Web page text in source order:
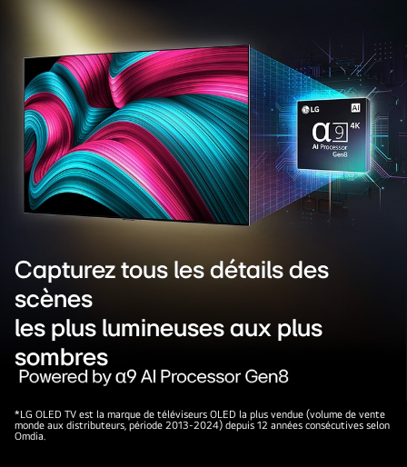
Sur
l’écran
Capturez tous les détails des
scènes
les plus lumineuses aux plus
sombres
*LG OLED TV est la marque de téléviseurs OLED la plus vendue (volume de vente
monde aux distributeurs, période 2013-2024) depuis 12 années consécutives selon
Omdia.